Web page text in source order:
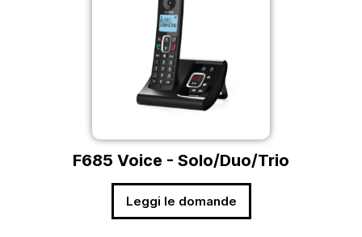
F685 Voice - Solo/Duo/Trio
Leggi le domande